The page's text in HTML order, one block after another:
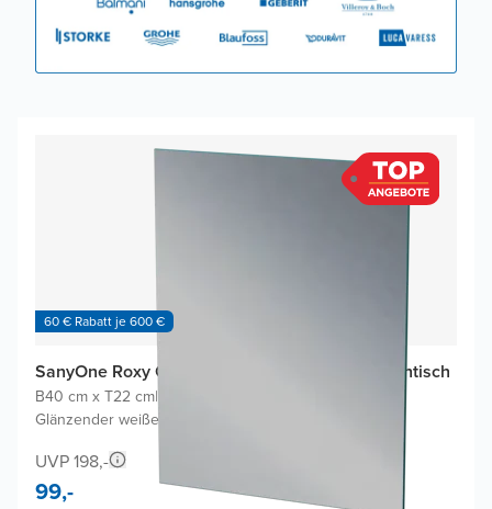
60 € Rabatt je 600 €
SanyOne Roxy Gäste-WC Möbel mit Roxy Waschtisch
B40 cm x T22 cm|
Glänzender weißer Verbundmarmor
UVP 198,-
99,-